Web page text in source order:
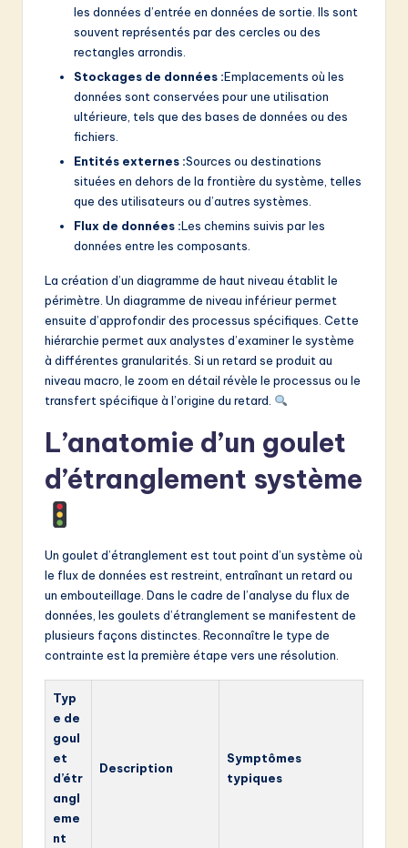
les données d’entrée en données de sortie. Ils sont
souvent représentés par des cercles ou des
rectangles arrondis.
Stockages de données :Emplacements où les
données sont conservées pour une utilisation
ultérieure, tels que des bases de données ou des
fichiers.
Entités externes :Sources ou destinations
situées en dehors de la frontière du système, telles
que des utilisateurs ou d’autres systèmes.
Flux de données :Les chemins suivis par les
données entre les composants.
La création d’un diagramme de haut niveau établit le
périmètre. Un diagramme de niveau inférieur permet
ensuite d’approfondir des processus spécifiques. Cette
hiérarchie permet aux analystes d’examiner le système
à différentes granularités. Si un retard se produit au
niveau macro, le zoom en détail révèle le processus ou le
transfert spécifique à l’origine du retard.
L’anatomie d’un goulet
d’étranglement système
Un goulet d’étranglement est tout point d’un système où
le flux de données est restreint, entraînant un retard ou
un embouteillage. Dans le cadre de l’analyse du flux de
données, les goulets d’étranglement se manifestent de
plusieurs façons distinctes. Reconnaître le type de
contrainte est la première étape vers une résolution.
Typ
e de
goul
et
d’étr
angl
eme
nt
Description
Symptômes
typiques